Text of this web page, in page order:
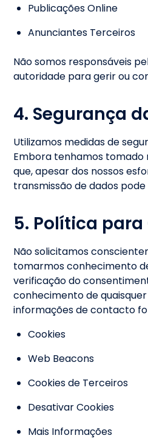
Publicações Online
Anunciantes Terceiros
Não somos responsáveis
autoridade para gerir ou
4. Segurança
Utilizamos medidas de
Embora tenhamos tomado
que, apesar dos nossos
transmissão de dados
5. Política
Não solicitamos
tomarmos conhecimento
verificação do
conhecimento de
informações de contacto
Cookies
Web Beacons
Cookies de Terceiros
Desativar Cookies
Mais Informações